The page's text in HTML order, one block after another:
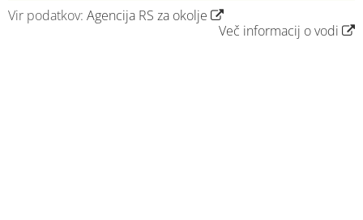
Vir podatkov: Agencija RS za okolje
Več informacij o vodi